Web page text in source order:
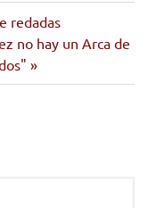
redadas
no hay un Arca de